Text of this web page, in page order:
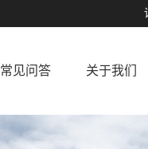
常见问答 关于我们